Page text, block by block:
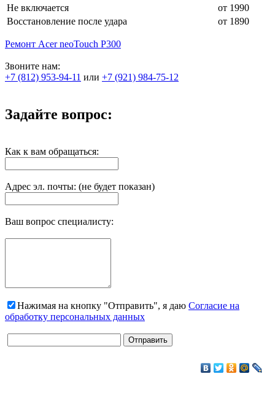
Не включается
от 1990
Восстановление после удара
от 1890
Ремонт Acer neoTouch P300
Звоните нам:
+7 (812) 953-94-11 или +7 (921) 984-75-12
Задайте вопрос:
Как к вам обращаться:
Адрес эл. почты: (не будет показан)
Ваш вопрос специалисту:
Нажимая на кнопку "Отправить", я даю Согласие на
обработку персональных данных